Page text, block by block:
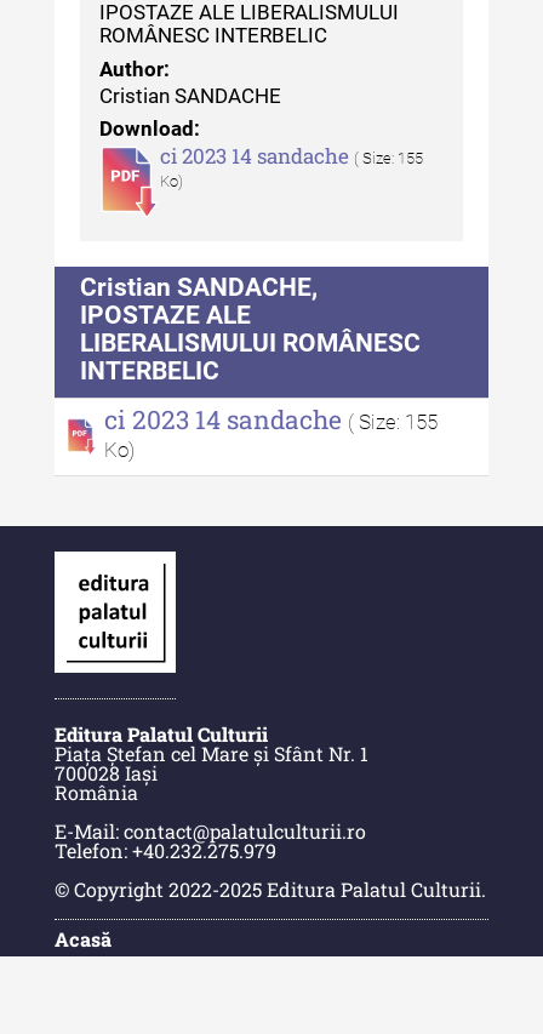
Buletinul Muzeului Științei și
Tehnicii ”Ștefan Procopiu” - An
XV / Nr. 15 / 2021
Buletinul Muzeului Științei și
Tehnicii ”Ștefan Procopiu” - An
XIV / Nr. 14 / 2020
Tehnicii ”Ștefan Procopiu” - An
XII / Nr. 13 / 2019
Indexul Complet
Buletinul Centrului de Cercetare și
Conservare-Restaurare a
Patrimoniului
și Conservare-Restaurare a
Patrimoniului - 2021
Buletinul Centrului de Cercetare
și Conservare-Restaurare a
Patrimoniului - 2020
și Conservare-Restaurare a
Patrimoniului - 2019
Indexul Complet
MediCult - Revista de mediere
culturală
MediCult - Revista de mediere
IPOSTAZE ALE LIBERALISMULUI
ROMÂNESC INTERBELIC
Author:
Cristian SANDACHE
Download:
ci 2023 14 sandache ( Size: 155
Ko)
Cristian SANDACHE,
IPOSTAZE ALE
LIBERALISMULUI ROMÂNESC
INTERBELIC
ci 2023 14 sandache ( Size: 155
Ko)
Editura Palatul Culturii
Piața Ștefan cel Mare și Sfânt Nr. 1
700028 Iași
România
E-Mail: contact@palatulculturii.ro
Telefon: +40.232.275.979
© Copyright 2022-2025 Editura Palatul Culturii.
Acasă